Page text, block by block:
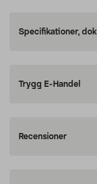
Specifikationer,
Trygg E-Handel
Recensioner